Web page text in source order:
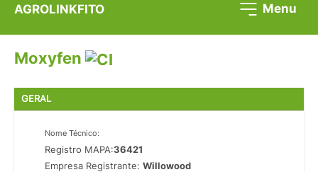
AGROLINKFITO Menu
Moxyfen
GERAL
Nome Técnico:
Registro MAPA:36421
Empresa Registrante:Willowood